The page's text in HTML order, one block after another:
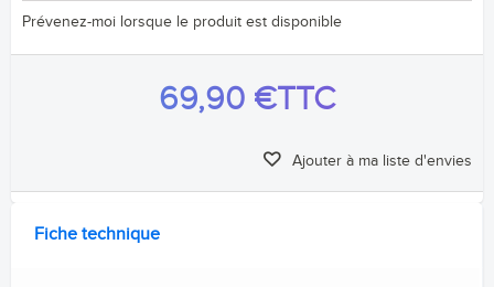
Prévenez-moi lorsque le produit est disponible
69,90 €TTC
Ajouter à ma liste d'envies
Fiche technique